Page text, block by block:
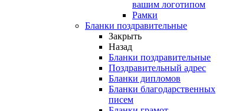
вашим логотипом
Рамки
Бланки поздравительные
Закрыть
Назад
Бланки поздравительные
Поздравительный адрес
Бланки дипломов
Бланки благодарственных
писем